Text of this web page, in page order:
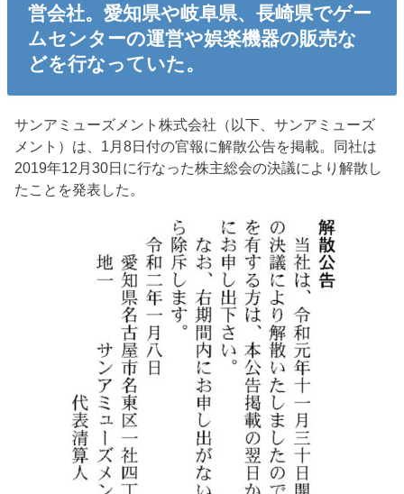
営会社。愛知県や岐阜県、長崎県でゲー
ムセンターの運営や娯楽機器の販売な
どを行なっていた。
サンアミューズメント株式会社（以下、サンアミューズ
メント）は、1月8日付の官報に解散公告を掲載。同社は
2019年12月30日に行なった株主総会の決議により解散し
たことを発表した。